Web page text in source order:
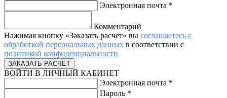
Электронная почта *
Комментарий
Нажимая кнопку «Заказать расчет» вы соглашаетесь с
обработкой персональных данных в соответствии с
политикой конфиденциальности
ВОЙТИ В ЛИЧНЫЙ КАБИНЕТ
Электронная почта *
Пароль *